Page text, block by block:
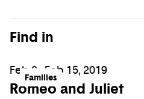
Find in
Families
Feb 8 - Feb 15, 2019
Romeo and Juliet